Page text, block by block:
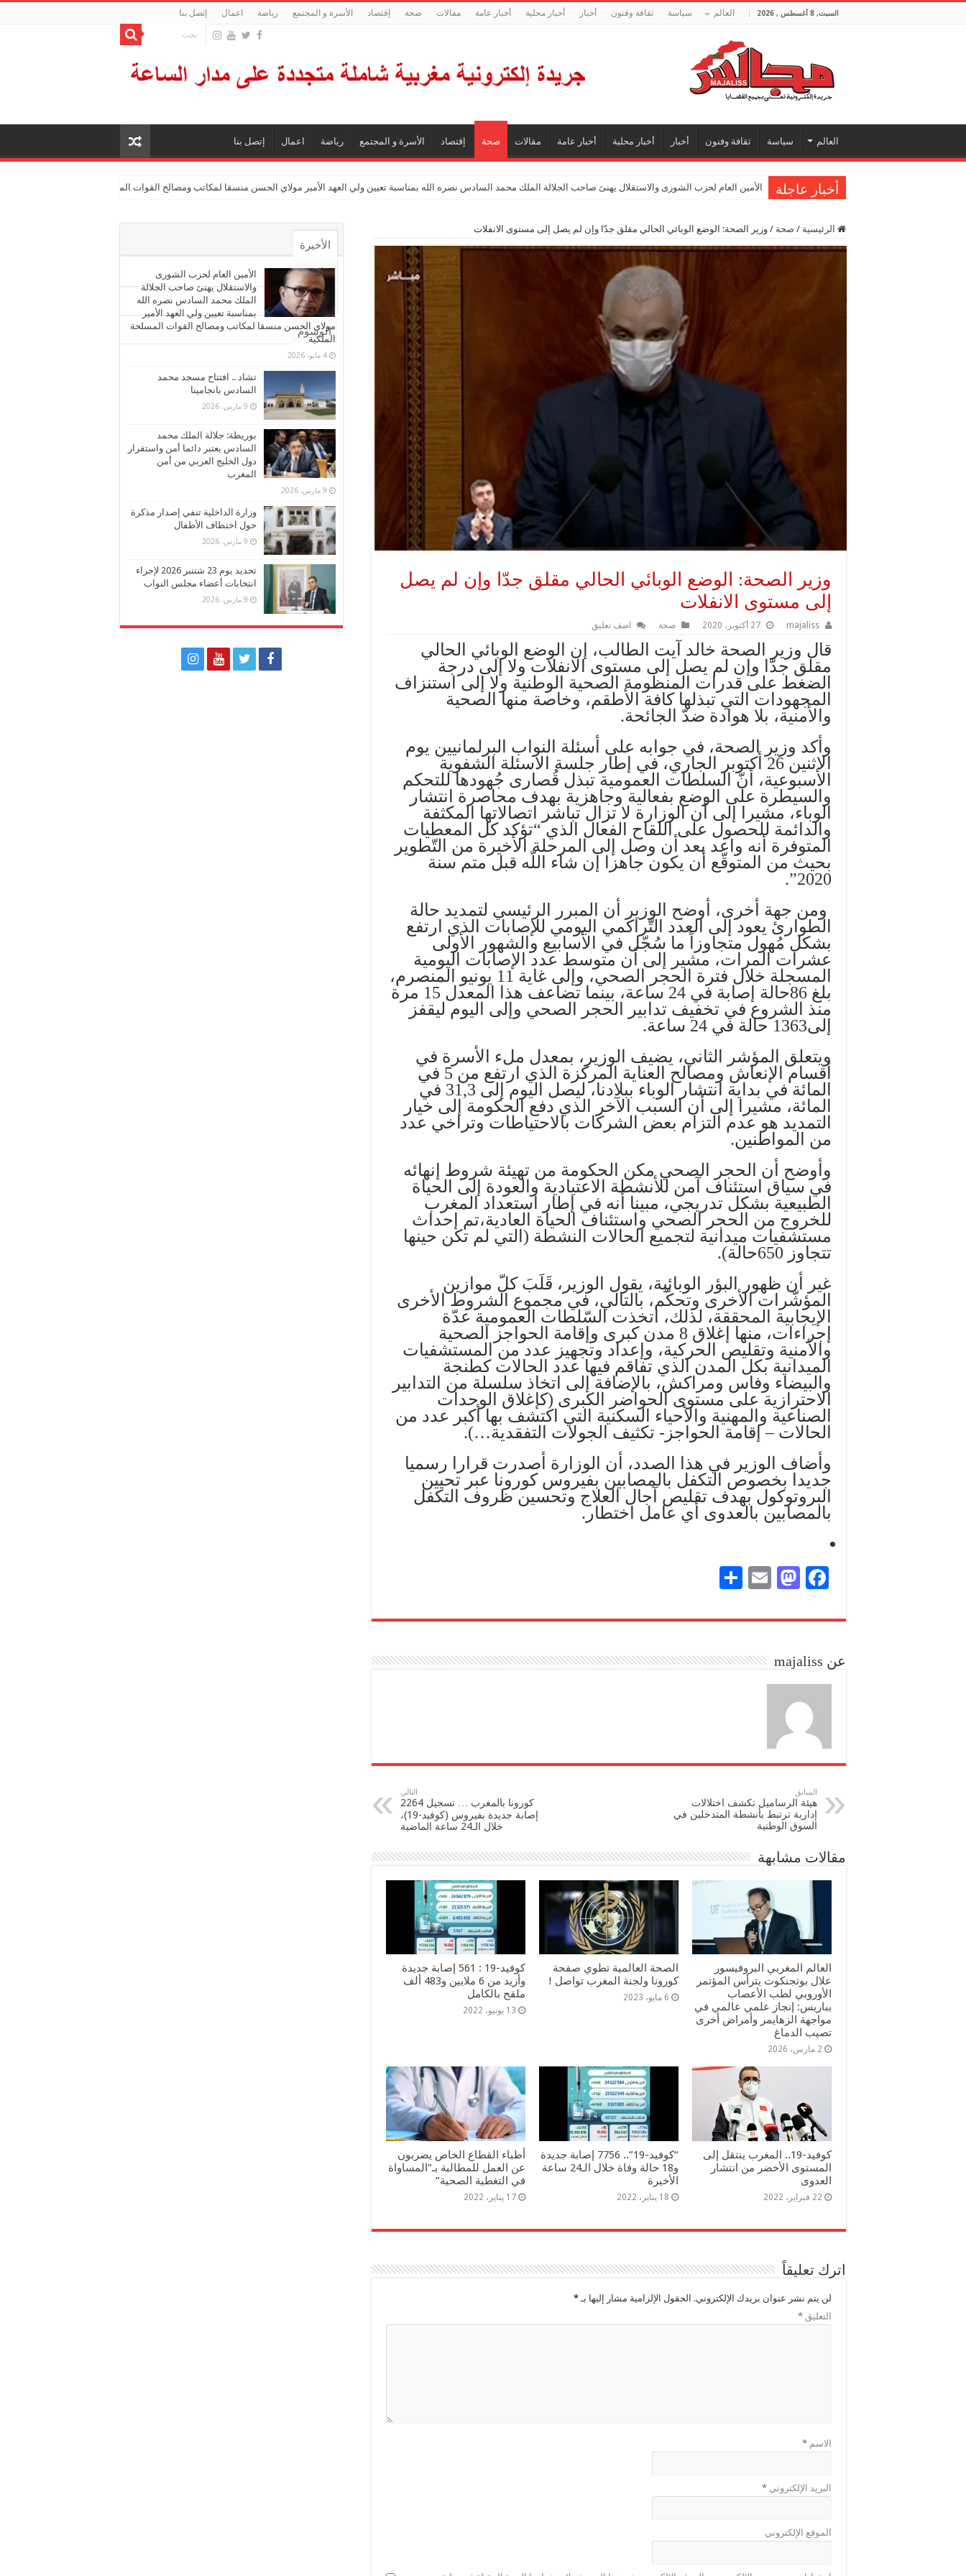
السبت, 8 أغسطس , 2026 العالم سياسة ثقافة وفنون أخبار أخبار محلية أخبار عامة مقالات صحة إقتصاد الأسرة و المجتمع رياضة اعمال إتصل بنا
العالم سياسة ثقافة وفنون أخبار أخبار محلية أخبار عامة مقالات صحة إقتصاد الأسرة و المجتمع رياضة اعمال إتصل بنا
أخبار عاجلة الأمين العام لحزب الشورى والاستقلال يهنئ صاحب الجلالة الملك محمد السادس نصره الله بمناسبة تعيين ولي العهد الأمير مولاي الحسن منسقا لمكاتب ومصالح القوات المسلحة الملكية
الرئيسية / صحة / وزير الصحة: الوضع الوبائي الحالي مقلق جدّا وإن لم يصل إلى مستوى الانفلات
وزير الصحة: الوضع الوبائي الحالي مقلق جدّا وإن لم يصل
إلى مستوى الانفلات
majaliss 27 أكتوبر، 2020 صحة اضف تعليق
قال وزير الصحة خالد آيت الطالب، إن الوضع الوبائي الحالي
مقلق جدّا وإن لم يصل إلى مستوى الانفلات ولا إلى درجة
الضغط على قدرات المنظومة الصحية الوطنية ولا إلى استنزاف
المجهودات التي تبذلها كافة الأطقم، وخاصة منها الصحية
والأمنية، بلا هوادة ضدّ الجائحة.
وأكد وزير الصحة، في جوابه على أسئلة النواب البرلمانيين يوم
الاثنين 26 أكتوبر الجاري، في إطار جلسة الاسئلة الشفوية
الأسبوعية، أنّ السلطات العمومية تبذل قُصارى جُهودها للتحكم
والسيطرة على الوضع بفعالية وجاهزية بهدف محاصرة انتشار
الوباء، مشيرا إلى أن الوزارة لا تزال تباشر اتصالاتها المكثفة
والدائمة للحصول على اللقاح الفعال الذي “تؤكد كل المعطيات
المتوفرة أنه واعد بعد أن وصل إلى المرحلة الأخيرة من التّطوير
بحيث من المتوقّع أن يكون جاهزا إن شاء اللّه قبل متم سنة
2020”.
ومن جهة أخرى، أوضح الوزير أن المبرر الرئيسي لتمديد حالة
الطوارئ يعود إلى العدد التّراكمي اليومي للإصابات الذي ارتفع
بشكل مُهول متجاوزاً ما سُجّل في الأسابيع والشهور الأولى
عشرات المرات، مشير إلى أن متوسط عدد الإصابات اليومية
المسجلة خلال فترة الحجر الصحي، وإلى غاية 11 يونيو المنصرم،
بلغ 86حالة إصابة في 24 ساعة، بينما تضاعف هذا المعدل 15 مرة
منذ الشروع في تخفيف تدابير الحجر الصحي وإلى اليوم ليقفز
إلى1363 حالة في 24 ساعة.
ويتعلق المؤشر الثاني، يضيف الوزير، بمعدل ملء الأسرة في
أقسام الإنعاش ومصالح العناية المركزة الذي ارتفع من 5 في
المائة في بداية انتشار الوباء ببلادنا، ليصل اليوم إلى 31,3 في
المائة، مشيرا إلى أن السبب الآخر الذي دفع الحكومة إلى خيار
التمديد هو عدم التزام بعض الشركات بالاحتياطات وتراخي عدد
من المواطنين.
وأوضح أن الحجر الصحي مكن الحكومة من تهيئة شروط إنهائه
في سياق استئناف آمن للأنشطة الاعتيادية والعودة إلى الحياة
الطبيعية بشكل تدريجي، مبينا أنه في إطار استعداد المغرب
للخروج من الحجر الصحي واستئناف الحياة العادية،تم إحداث
مستشفيات ميدانية لتجميع الحالات النشطة (التي لم تكن حينها
تتجاوز 650حالة).
غير أن ظهور البؤر الوبائية، يقول الوزير، قَلَبَ كلّ موازين
المؤشّرات الأخرى وتحكّم، بالتالي، في مجموع الشروط الأخرى
الإيجابية المحققة، لذلك، اتخذت السّلطات العمومية عدّة
إجراءات، منها إغلاق 8 مدن كبرى وإقامة الحواجز الصحية
والأمنية وتقليص الحركية، وإعداد وتجهيز عدد من المستشفيات
الميدانية بكل المدن الذي تفاقم فيها عدد الحالات كطنجة
والبيضاء وفاس ومراكش، بالإضافة إلى اتخاذ سلسلة من التدابير
الاحترازية على مستوى الحواضر الكبرى (كإغلاق الوحدات
الصناعية والمهنية والأحياء السكنية التي اكتشف بها أكبر عدد من
الحالات – إقامة الحواجز- تكثيف الجولات التفقدية…).
وأضاف الوزير في هذا الصدد، أن الوزارة أصدرت قرارا رسميا
جديدا بخصوص التكفل بالمصابين بفيروس كورونا عبر تحيين
البروتوكول بهدف تقليص آجال العلاج وتحسين ظروف التكفل
بالمصابين بالعدوى أي عامل اختطار.
Fa
bo
M
to
n
E
ail
re
عن majaliss
السابق
هيئة الرساميل تكشف اختلالات
إدارية ترتبط بأنشطة المتدخلين في
السوق الوطنية
التالي
كورونا بالمغرب … تسجيل 2264
إصابة جديدة بفيروس (كوفيد-19)،
خلال الـ24 ساعة الماضية
مقالات مشابهة
العالم المغربي البروفيسور
علال بوتجنكوت يترأس المؤتمر
الأوروبي لطب الأعصاب
بباريس: إنجاز علمي عالمي في
مواجهة الزهايمر وأمراض أخرى
تصيب الدماغ
2 مارس، 2026
الصحة العالمية تطوي صفحة
كورونا ولجنة المغرب تواصل !
6 مايو، 2023
كوفيد-19 : 561 إصابة جديدة
وأزيد من 6 ملايين و483 ألف
ملقح بالكامل
13 يونيو، 2022
كوفيد-19.. المغرب ينتقل إلى
المستوى الأخضر من انتشار
العدوى
22 فبراير، 2022
“كوفيد-19”.. 7756 إصابة جديدة
و18 حالة وفاة خلال الـ24 ساعة
الأخيرة
18 يناير، 2022
أطباء القطاع الخاص يضربون
عن العمل للمطالبة بـ”المساواة
في التغطية الصحية”
17 يناير، 2022
اترك تعليقاً
لن يتم نشر عنوان بريدك الإلكتروني. الحقول الإلزامية مشار إليها بـ *
التعليق *
الاسم *
البريد الإلكتروني *
الموقع الإلكتروني
الأخيرة
الأشهر
تعليقات
الوسوم
الأمين العام لحزب الشورى
والاستقلال يهنئ صاحب الجلالة
الملك محمد السادس نصره الله
بمناسبة تعيين ولي العهد الأمير
مولاي الحسن منسقا لمكاتب ومصالح القوات المسلحة
الملكية
4 مايو، 2026
تشاد .. افتتاح مسجد محمد
السادس بانجامينا
9 مارس، 2026
بوريطة: جلالة الملك محمد
السادس يعتبر دائما أمن واستقرار
دول الخليج العربي من أمن
المغرب
9 مارس، 2026
وزارة الداخلية تنفي إصدار مذكرة
حول اختطاف الأطفال
9 مارس، 2026
تحديد يوم 23 شتنبر 2026 لإجراء
انتخابات أعضاء مجلس النواب
9 مارس، 2026